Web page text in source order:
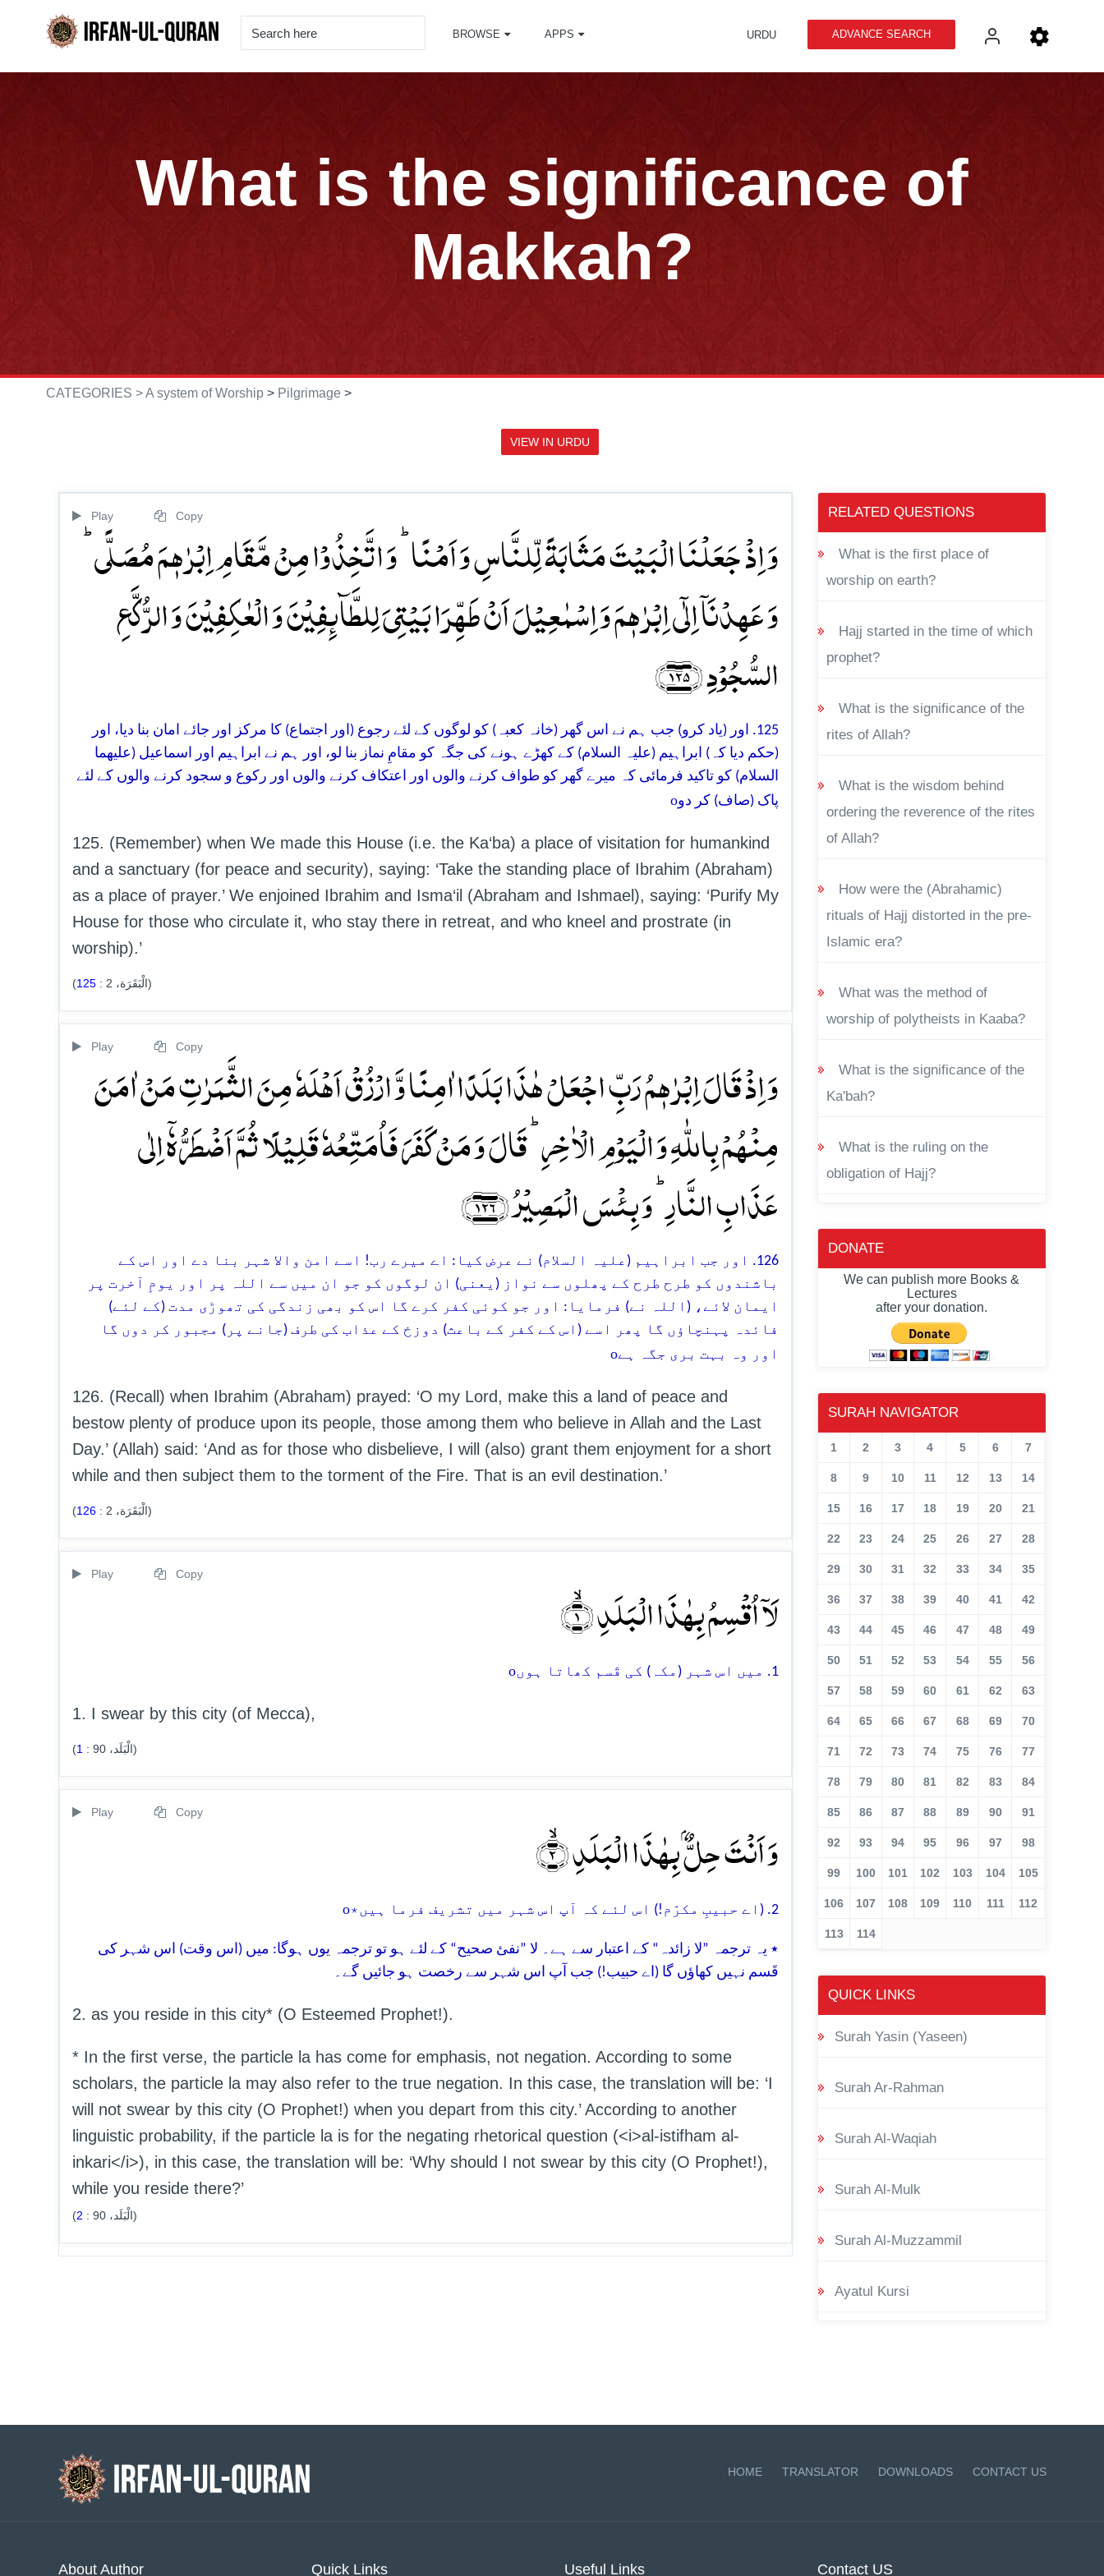
BROWSE APPS URDU ADVANCE SEARCH
What is the significance of
Makkah?
CATEGORIES >A system of Worship > Pilgrimage >
VIEW IN URDU
Play Copy
وَ اِذۡ جَعَلۡنَا الۡبَیۡتَ مَثَابَۃً لِّلنَّاسِ وَ اَمۡنًا ؕ وَ اتَّخِذُوۡا مِنۡ مَّقَامِ اِبۡرٰہٖمَ مُصَلًّی ؕ
وَ عَہِدۡنَاۤ اِلٰۤی اِبۡرٰہٖمَ وَ اِسۡمٰعِیۡلَ اَنۡ طَہِّرَا بَیۡتِیَ لِلطَّآئِفِیۡنَ وَ الۡعٰکِفِیۡنَ وَ الرُّکَّعِ
السُّجُوۡدِ ﴿۱۲۵﴾
125. اور (یاد کرو) جب ہم نے اس گھر (خانہ کعبہ) کو لوگوں کے لئے رجوع (اور اجتماع) کا مرکز اور جائے امان بنا دیا، اور
(حکم دیا کہ) ابراہیم (علیہ السلام) کے کھڑے ہونے کی جگہ کو مقامِ نماز بنا لو، اور ہم نے ابراہیم اور اسماعیل (علیھما
السلام) کو تاکید فرمائی کہ میرے گھر کو طواف کرنے والوں اور اعتکاف کرنے والوں اور رکوع و سجود کرنے والوں کے لئے
پاک (صاف) کر دوo
125. (Remember) when We made this House (i.e. the Ka‘ba) a place of visitation for humankind
and a sanctuary (for peace and security), saying: ‘Take the standing place of Ibrahim (Abraham)
as a place of prayer.’ We enjoined Ibrahim and Isma‘il (Abraham and Ishmael), saying: ‘Purify My
House for those who circulate it, who stay there in retreat, and who kneel and prostrate (in
worship).’
(الْبَقَرَة، 2
:
125 )
Play Copy
وَ اِذۡ قَالَ اِبۡرٰہٖمُ رَبِّ اجۡعَلۡ ہٰذَا بَلَدًا اٰمِنًا وَّ ارۡزُقۡ اَہۡلَہٗ مِنَ الثَّمَرٰتِ مَنۡ اٰمَنَ
مِنۡہُمۡ بِاللّٰہِ وَ الۡیَوۡمِ الۡاٰخِرِ ؕ قَالَ وَ مَنۡ کَفَرَ فَاُمَتِّعُہٗ قَلِیۡلًا ثُمَّ اَضۡطَرُّہٗۤ اِلٰی
عَذَابِ النَّارِ ؕ وَ بِئۡسَ الۡمَصِیۡرُ ﴿۱۲۶﴾
126. اور جب ابراہیم (علیہ السلام) نے عرض کیا: اے میرے رب! اسے امن والا شہر بنا دے اور اس کے
باشندوں کو طرح طرح کے پھلوں سے نواز (یعنی) ان لوگوں کو جو ان میں سے اللہ پر اور یومِ آخرت پر
ایمان لائے، (اللہ نے) فرمایا: اور جو کوئی کفر کرے گا اس کو بھی زندگی کی تھوڑی مدت (کے لئے)
فائدہ پہنچاؤں گا پھر اسے (اس کے کفر کے باعث) دوزخ کے عذاب کی طرف (جانے پر) مجبور کر دوں گا
اور وہ بہت بری جگہ ہےo
126. (Recall) when Ibrahim (Abraham) prayed: ‘O my Lord, make this a land of peace and
bestow plenty of produce upon its people, those among them who believe in Allah and the Last
Day.’ (Allah) said: ‘And as for those who disbelieve, I will (also) grant them enjoyment for a short
while and then subject them to the torment of the Fire. That is an evil destination.’
(الْبَقَرَة، 2
:
126 )
Play Copy
لَاۤ اُقۡسِمُ بِہٰذَا الۡبَلَدِ ۙ﴿۱﴾
1. میں اس شہر (مکہ) کی قَسم کھاتا ہوں o
1. I swear by this city (of Mecca),
(الْبَلَد،90
:
1 )
Play Copy
وَ اَنۡتَ حِلٌّۢ بِہٰذَا الۡبَلَدِ ۙ﴿۲﴾
2. (اے حبیبِ مکرّم!) اس لئے کہ آپ اس شہر میں تشریف فرما ہیں٭ o
٭ یہ ترجمہ ”لا زائدہ“ کے اعتبار سے ہے۔ لا ”نفئ صحیح“ کے لئے ہو تو ترجمہ یوں ہوگا: میں (اس وقت) اس شہر کی
قَسم نہیں کھاؤں گا (اے حبیب!) جب آپ اس شہر سے رخصت ہو جائیں گے۔
2. as you reside in this city* (O Esteemed Prophet!).
* In the first verse, the particle la has come for emphasis, not negation. According to some
scholars, the particle la may also refer to the true negation. In this case, the translation will be: ‘I
will not swear by this city (O Prophet!) when you depart from this city.’ According to another
linguistic probability, if the particle la is for the negating rhetorical question (<i>al-istifham al-
inkari</i>), in this case, the translation will be: ‘Why should I not swear by this city (O Prophet!),
while you reside there?’
(الْبَلَد،90
:
2 )
RELATED QUESTIONS
What is the first place of
worship on earth?
Hajj started in the time of which
prophet?
What is the significance of the
rites of Allah?
What is the wisdom behind
ordering the reverence of the rites
of Allah?
How were the (Abrahamic)
rituals of Hajj distorted in the pre-
Islamic era?
What was the method of
worship of polytheists in Kaaba?
What is the significance of the
Ka'bah?
What is the ruling on the
obligation of Hajj?
DONATE
We can publish more Books &
Lectures
after your donation.
SURAH NAVIGATOR
1 2 3 4 5 6 7
8 9 10 11 12 13 14
15 16 17 18 19 20 21
22 23 24 25 26 27 28
29 30 31 32 33 34 35
36 37 38 39 40 41 42
43 44 45 46 47 48 49
50 51 52 53 54 55 56
57 58 59 60 61 62 63
64 65 66 67 68 69 70
71 72 73 74 75 76 77
78 79 80 81 82 83 84
85 86 87 88 89 90 91
92 93 94 95 96 97 98
99 100 101 102 103 104 105
106 107 108 109 110 111 112
113 114
QUICK LINKS
Surah Yasin (Yaseen)
Surah Ar-Rahman
Surah Al-Waqiah
Surah Al-Mulk
Surah Al-Muzzammil
Ayatul Kursi
HOME TRANSLATOR DOWNLOADS CONTACT US
About Author Quick Links Useful Links Contact US